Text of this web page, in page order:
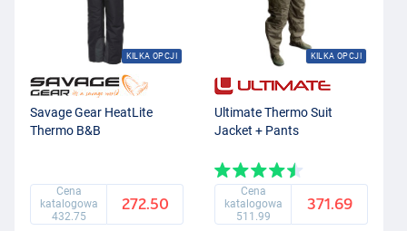
KILKA OPCJI
Savage Gear HeatLite
Thermo B&B
Cena
katalogowa
432.75
272.50
KILKA OPCJI
Ultimate Thermo Suit
Jacket + Pants
Cena
katalogowa
511.99
371.69